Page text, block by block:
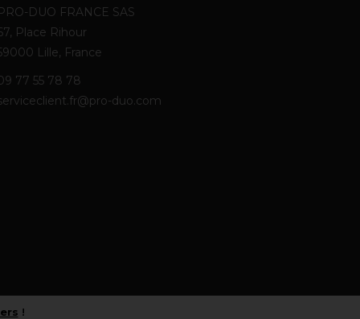
DUO FRANCE SAS
Place Rihour
Lille, France
77 55 78 78
duo.com
!